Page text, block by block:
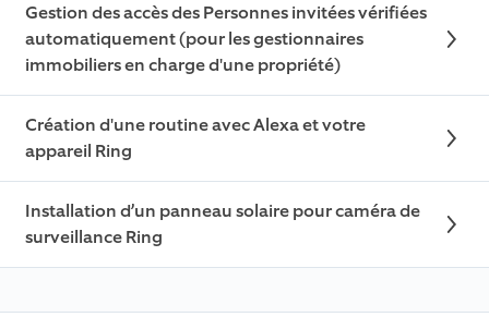
Gestion des accès des Personnes invitées vérifiées
automatiquement (pour les gestionnaires
immobiliers en charge d'une propriété)
Création d'une routine avec Alexa et votre
appareil Ring
Installation d’un panneau solaire pour caméra de
surveillance Ring